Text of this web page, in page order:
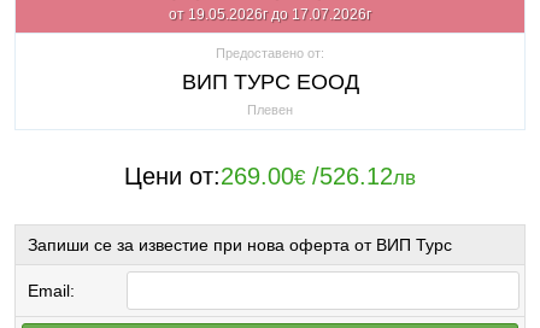
от 19.05.2026г до 17.07.2026г
Предоставено от:
ВИП ТУРС ЕООД
Плевен
Цени от:269.00€ /526.12лв
Запиши се за известие при нова оферта от ВИП Турс
Email: